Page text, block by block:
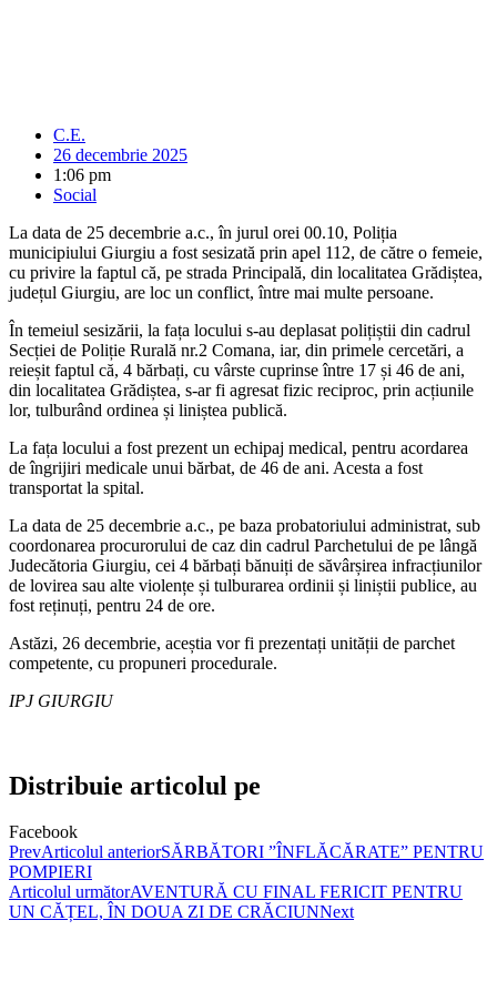
C.E.
26 decembrie 2025
1:06 pm
Social
La data de 25 decembrie a.c., în jurul orei 00.10, Poliția
municipiului Giurgiu a fost sesizată prin apel 112, de către o femeie,
cu privire la faptul că, pe strada Principală, din localitatea Grădiștea,
județul Giurgiu, are loc un conflict, între mai multe persoane.
În temeiul sesizării, la fața locului s-au deplasat polițiștii din cadrul
Secției de Poliție Rurală nr.2 Comana, iar, din primele cercetări, a
reieșit faptul că, 4 bărbați, cu vârste cuprinse între 17 și 46 de ani,
din localitatea Grădiștea, s-ar fi agresat fizic reciproc, prin acțiunile
lor, tulburând ordinea și liniștea publică.
La fața locului a fost prezent un echipaj medical, pentru acordarea
de îngrijiri medicale unui bărbat, de 46 de ani. Acesta a fost
transportat la spital.
La data de 25 decembrie a.c., pe baza probatoriului administrat, sub
coordonarea procurorului de caz din cadrul Parchetului de pe lângă
Judecătoria Giurgiu, cei 4 bărbați bănuiți de săvârșirea infracțiunilor
de lovirea sau alte violențe și tulburarea ordinii și liniștii publice, au
fost reținuți, pentru 24 de ore.
Astăzi, 26 decembrie, aceștia vor fi prezentați unității de parchet
competente, cu propuneri procedurale.
IPJ GIURGIU
Distribuie articolul pe
Facebook
PrevArticolul anteriorSĂRBĂTORI ”ÎNFLĂCĂRATE” PENTRU
POMPIERI
Articolul următorAVENTURĂ CU FINAL FERICIT PENTRU
UN CĂȚEL, ÎN DOUA ZI DE CRĂCIUNNext